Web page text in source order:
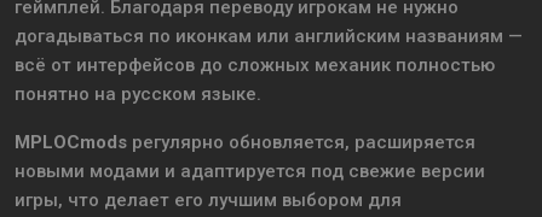
геймплей. Благодаря переводу игрокам не нужно
догадываться по иконкам или английским названиям —
всё от интерфейсов до сложных механик полностью
понятно на русском языке.
MPLOCmods регулярно обновляется, расширяется
новыми модами и адаптируется под свежие версии
игры, что делает его лучшим выбором для